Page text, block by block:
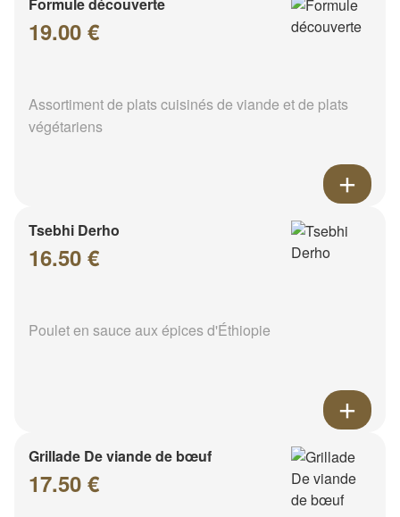
19.00 €
Assortiment de plats cuisinés de viande et de plats
végétariens
Tsebhi Derho
16.50 €
Poulet en sauce aux épices d'Éthiopie
Grillade De viande de bœuf
17.50 €